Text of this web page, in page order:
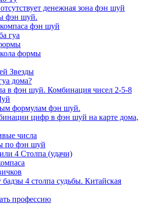
денежная зона фэн шуй
фэн шуй.
фэн шуй
гуа
формы
Звезды
дома?
в фэн шуй. Комбинация чисел 2-5-8
формулам фэн шуй.
цифр в фэн шуй на карте дома,
числа
по фэн шуй
4 Столпа (удачи)
бадзы 4 столпа судьбы. Китайская
профессию